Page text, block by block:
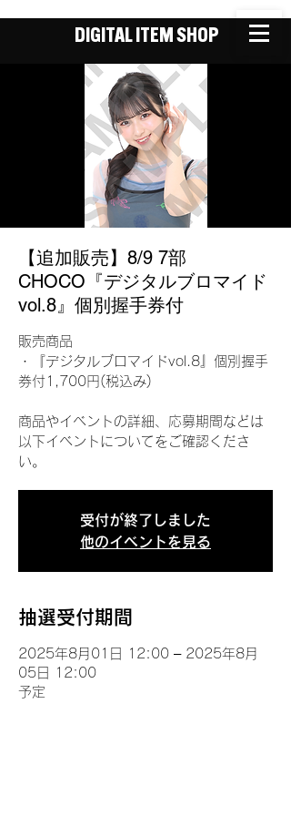
DIGITAL ITEM SHOP
【追加販売】8/9 7部
CHOCO『デジタルブロマイド
vol.8』個別握手券付
販売商品
・『デジタルブロマイドvol.8』個別握手
券付1,700円(税込み)
商品やイベントの詳細、応募期間などは
以下イベントについてをご確認くださ
い。
受付が終了しました
他のイベントを見る
抽選受付期間
2025年8月01日 12:00 – 2025年8月
05日 12:00
予定